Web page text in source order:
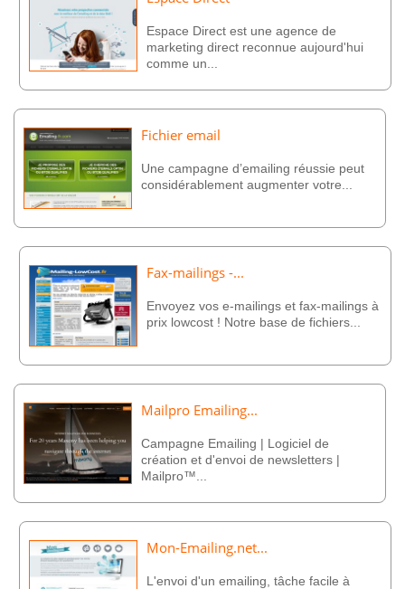
Espace Direct est une agence de
marketing direct reconnue aujourd'hui
comme un...
Fichier email
Une campagne d’emailing réussie peut
considérablement augmenter votre...
Fax-mailings -...
Envoyez vos e-mailings et fax-mailings à
prix lowcost ! Notre base de fichiers...
Mailpro Emailing...
Campagne Emailing | Logiciel de
création et d'envoi de newsletters |
Mailpro™...
Mon-Emailing.net...
L'envoi d'un emailing, tâche facile à